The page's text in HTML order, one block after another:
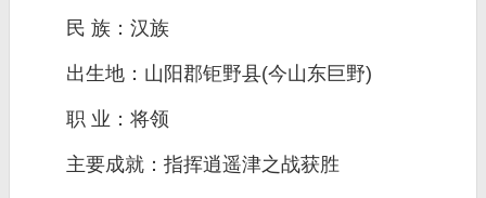
民 族：汉族
出生地：山阳郡钜野县(今山东巨野)
职 业：将领
主要成就：指挥逍遥津之战获胜